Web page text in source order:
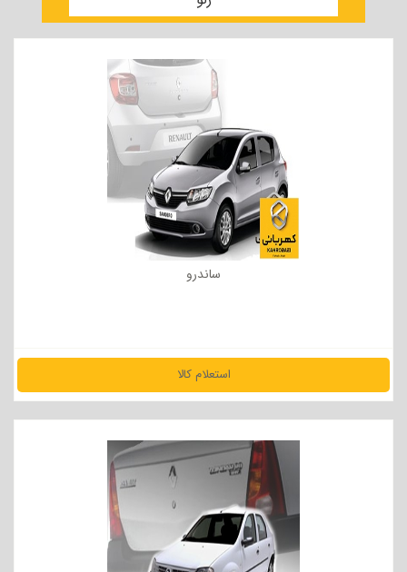
ساندرو
استعلام کالا
مشاهده جزئیات